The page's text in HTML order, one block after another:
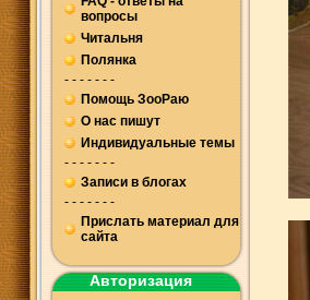
вопросы
Читальня
Полянка
- - - - - - -
Помощь ЗооРаю
О нас пишут
Индивидуальные темы
- - - - - - -
Записи в блогах
- - - - - - -
Прислать материал для
сайта
Авторизация